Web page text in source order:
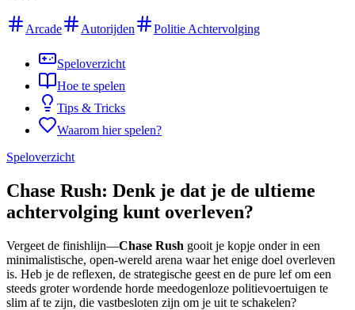
Arcade Autorijden Politie Achtervolging
Speloverzicht
Hoe te spelen
Tips & Tricks
Waarom hier spelen?
Speloverzicht
Chase Rush: Denk je dat je de ultieme
achtervolging kunt overleven?
Vergeet de finishlijn—Chase Rush gooit je kopje onder in een
minimalistische, open-wereld arena waar het enige doel overleven
is. Heb je de reflexen, de strategische geest en de pure lef om een
steeds groter wordende horde meedogenloze politievoertuigen te
slim af te zijn, die vastbesloten zijn om je uit te schakelen?